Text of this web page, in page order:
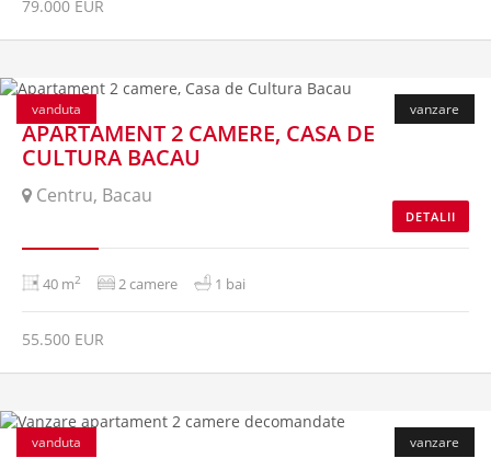
79.000 EUR
vanduta vanzare
APARTAMENT 2 CAMERE, CASA DE
CULTURA BACAU
Centru, Bacau
DETALII
40 m2 2 camere 1 bai
55.500 EUR
vanduta vanzare